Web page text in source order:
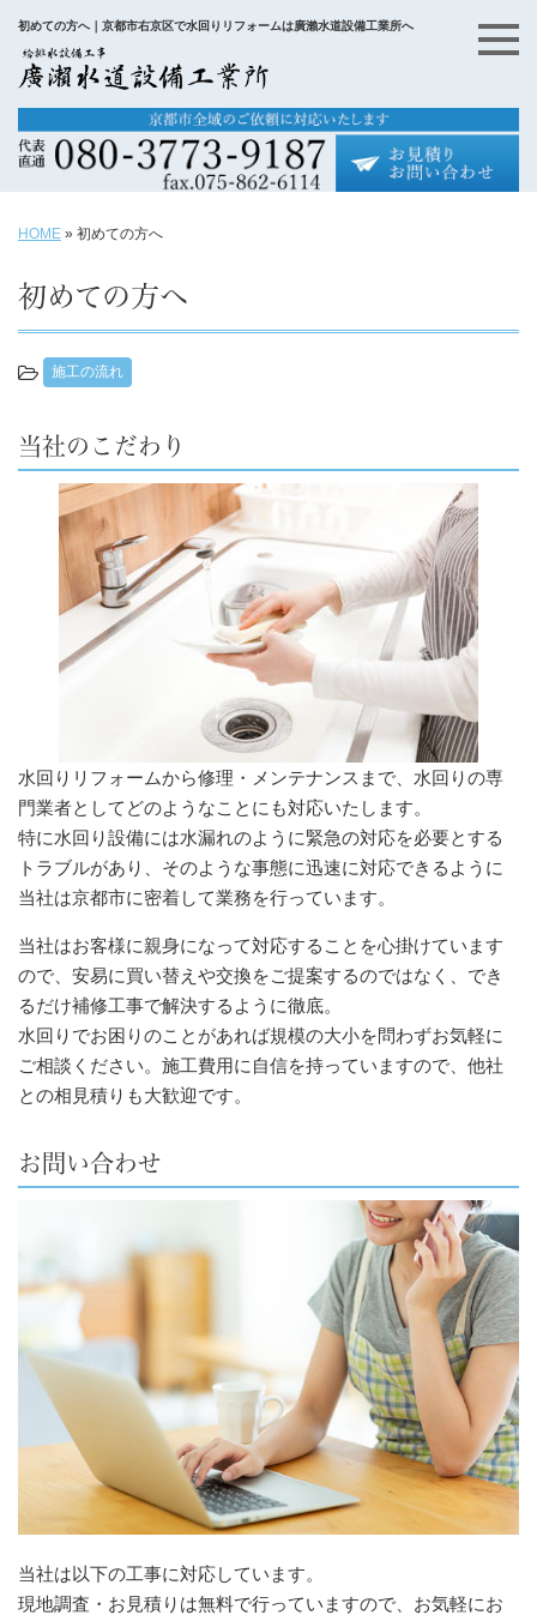
初めての方へ｜京都市右京区で水回りリフォームは廣瀨水道設備工業所へ
HOME » 初めての方へ
初めての方へ
施工の流れ
当社のこだわり
水回りリフォームから修理・メンテナンスまで、水回りの専
門業者としてどのようなことにも対応いたします。
特に水回り設備には水漏れのように緊急の対応を必要とする
トラブルがあり、そのような事態に迅速に対応できるように
当社は京都市に密着して業務を行っています。
当社はお客様に親身になって対応することを心掛けています
ので、安易に買い替えや交換をご提案するのではなく、でき
るだけ補修工事で解決するように徹底。
水回りでお困りのことがあれば規模の大小を問わずお気軽に
ご相談ください。施工費用に自信を持っていますので、他社
との相見積りも大歓迎です。
お問い合わせ
当社は以下の工事に対応しています。
現地調査・お見積りは無料で行っていますので、お気軽にお